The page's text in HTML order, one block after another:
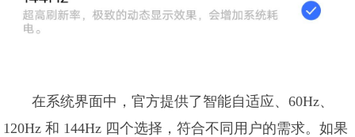
在系统界面中，官方提供了智能自适应、60Hz、
120Hz 和 144Hz 四个选择，符合不同用户的需求。如果